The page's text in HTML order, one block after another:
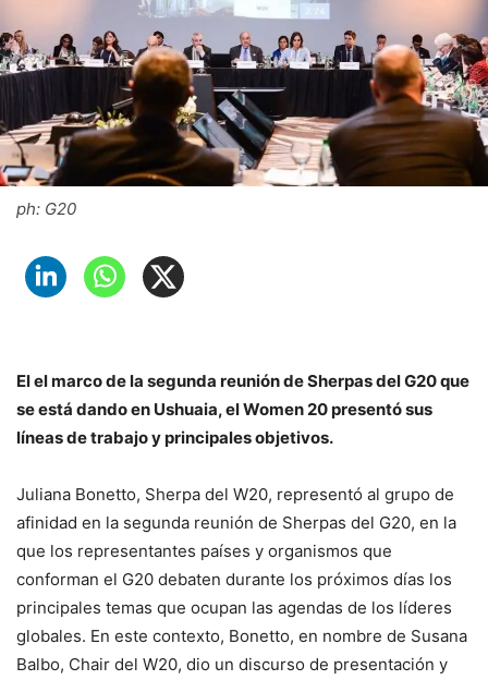
ph: G20
El el marco de la segunda reunión de Sherpas del G20 que
se está dando en Ushuaia, el Women 20 presentó sus
líneas de trabajo y principales objetivos.
Juliana Bonetto, Sherpa del W20, representó al grupo de
afinidad en la segunda reunión de Sherpas del G20, en la
que los representantes países y organismos que
conforman el G20 debaten durante los próximos días los
principales temas que ocupan las agendas de los líderes
globales. En este contexto, Bonetto, en nombre de Susana
Balbo, Chair del W20, dio un discurso de presentación y